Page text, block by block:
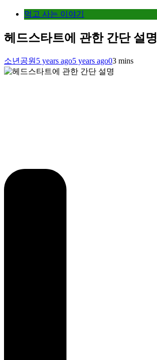
먹고 사는 이야기
헤드스타트에 관한 간단 설명
소년공원 5 years ago5 years ago03 mins